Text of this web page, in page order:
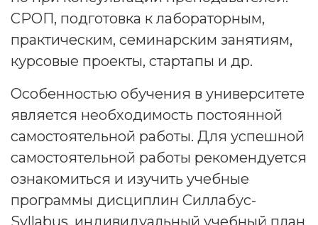
СРОП, подготовка к лабораторным,
практическим, семинарским занятиям,
курсовые проекты, стартапы и др.
Особенностью обучения в университете
является необходимость постоянной
самостоятельной работы. Для успешной
самостоятельной работы рекомендуется
ознакомиться и изучить учебные
программы дисциплин Силлабус-
Syllabus, индивидуальный учебный план